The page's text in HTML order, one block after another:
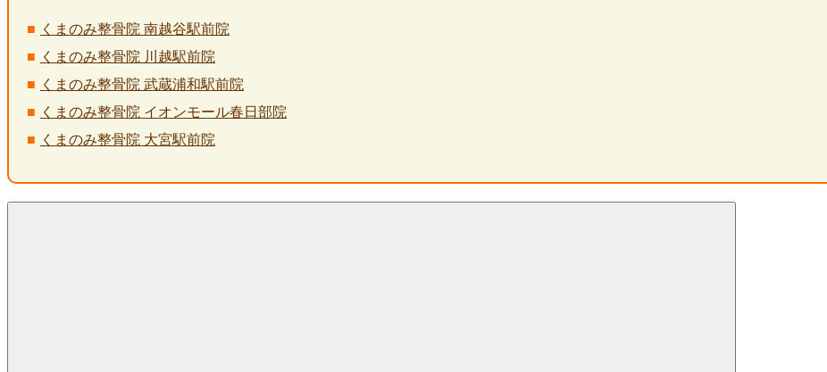
くまのみ整骨院 南越谷駅前院
くまのみ整骨院 川越駅前院
くまのみ整骨院 武蔵浦和駅前院
くまのみ整骨院 イオンモール春日部院
くまのみ整骨院 大宮駅前院